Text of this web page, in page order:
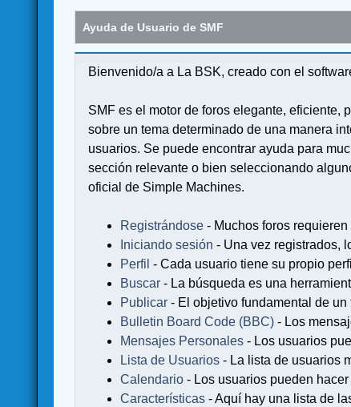
Ayuda de Usuario de SMF
Bienvenido/a a La BSK, creado con el
SMF es el motor de foros elegante, eficiente,
sobre un tema determinado de una manera
usuarios. Se puede encontrar ayuda para
sección relevante o bien seleccionando
oficial de Simple Machines.
Registrándose - Muchos foros
Iniciando sesión - Una vez registrados,
Perfil - Cada usuario tiene su propio
Buscar - La búsqueda es una
Publicar - El objetivo fundamental de
Bulletin Board Code (BBC)- Los
Mensajes Personales - Los usuarios
Lista de Usuarios - La lista de usuarios
Calendario - Los usuarios pueden
Características - Aquí hay una lista de